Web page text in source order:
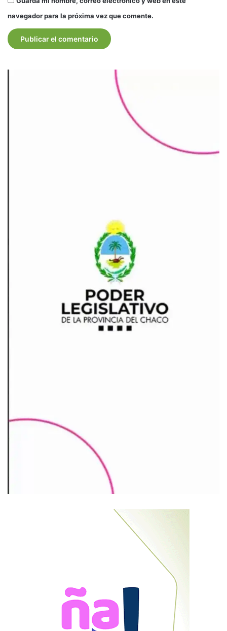
navegador para la próxima vez que comente.